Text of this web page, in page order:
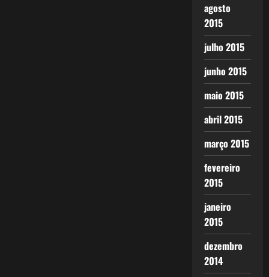
agosto
2015
julho 2015
junho 2015
maio 2015
abril 2015
março 2015
fevereiro
2015
janeiro
2015
dezembro
2014